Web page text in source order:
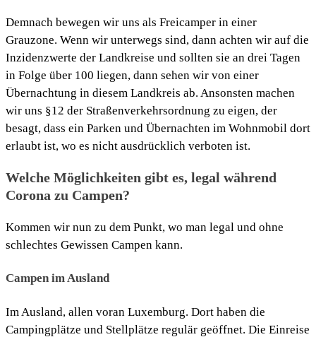
Demnach bewegen wir uns als Freicamper in einer
Grauzone. Wenn wir unterwegs sind, dann achten wir auf die
Inzidenzwerte der Landkreise und sollten sie an drei Tagen
in Folge über 100 liegen, dann sehen wir von einer
Übernachtung in diesem Landkreis ab. Ansonsten machen
wir uns §12 der Straßenverkehrsordnung zu eigen, der
besagt, dass ein Parken und Übernachten im Wohnmobil dort
erlaubt ist, wo es nicht ausdrücklich verboten ist.
Welche Möglichkeiten gibt es, legal während
Corona zu Campen?
Kommen wir nun zu dem Punkt, wo man legal und ohne
schlechtes Gewissen Campen kann.
Campen im Ausland
Im Ausland, allen voran Luxemburg. Dort haben die
Campingplätze und Stellplätze regulär geöffnet. Die Einreise